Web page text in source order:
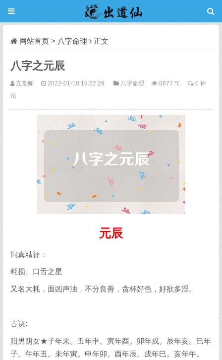
网站首页 > 八字命理 正文
八字之元辰
立堂师 2022-01-10 19:22:29 八字命理 8677 ℃
0 评
论
元辰
问真精评：
耗损、口舌之星
又名大耗，面凶声浊，不分良善，贪杯好色，好欲多淫。
古诀:
阳男阴女★子年未。丑年申。寅年酉。卯年戌。辰年亥。巳年
子。午年丑。未年寅。申年卯。酉年辰。戌年巳。亥年午。